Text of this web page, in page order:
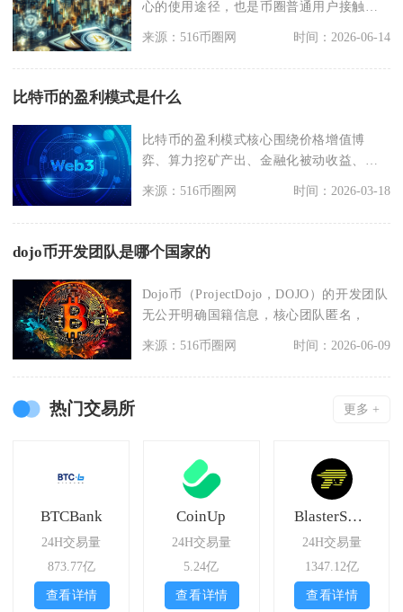
心的使用途径，也是币圈普通用户接触最
来源：516币圈网 时间：2026-06-14
比特币的盈利模式是什么
比特币的盈利模式核心围绕价格增值博
弈、算力挖矿产出、金融化被动收益、跨
市场套利对冲四大类展
来源：516币圈网 时间：2026-03-18
dojo币开发团队是哪个国家的
Dojo币（ProjectDojo，DOJO）的开发团队
无公开明确国籍信息，核心团队匿名，
来源：516币圈网 时间：2026-06-09
热门交易所 更多 +
BTCBank
24H交易量
873.77亿
查看详情
CoinUp
24H交易量
5.24亿
查看详情
BlasterSwap
24H交易量
1347.12亿
查看详情